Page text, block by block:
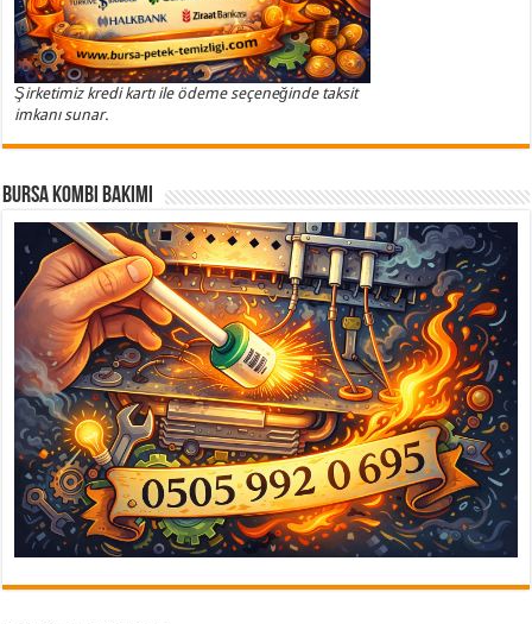
Şirketimiz kredi kartı ile ödeme seçeneğinde taksit
imkanı sunar.
Bursa Kombi Bakımı